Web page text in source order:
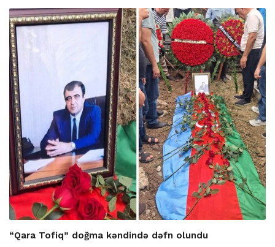
“Qara Tofiq” doğma kəndində dəfn olundu